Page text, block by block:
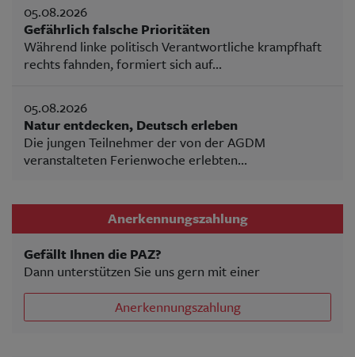
05.08.2026
Gefährlich falsche Prioritäten
Während linke politisch Verantwortliche krampfhaft
rechts fahnden, formiert sich auf...
05.08.2026
Natur entdecken, Deutsch erleben
Die jungen Teilnehmer der von der AGDM
veranstalteten Ferienwoche erlebten...
Anerkennungszahlung
Gefällt Ihnen die PAZ?
Dann unterstützen Sie uns gern mit einer
Anerkennungszahlung